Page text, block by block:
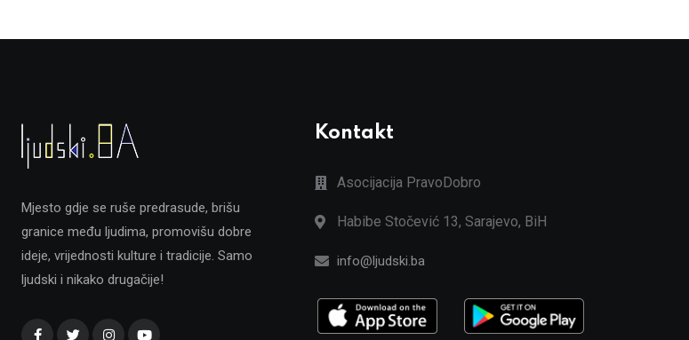
Mjesto gdje se ruše predrasude, brišu
granice među ljudima, promovišu dobre
ideje, vrijednosti kulture i tradicije. Samo
ljudski i nikako drugačije!
Kontakt
Asocijacija PravoDobro
Habibe Stočević 13, Sarajevo, BiH
info@ljudski.ba